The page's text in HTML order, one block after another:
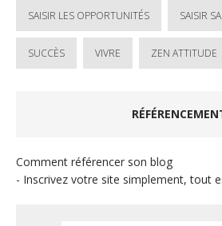
SAISIR LES OPPORTUNITÉS SAISIR
SUCCÈS VIVRE ZEN ATTITUDE
Comment référencer son blog
- Inscrivez votre site simplement, tout